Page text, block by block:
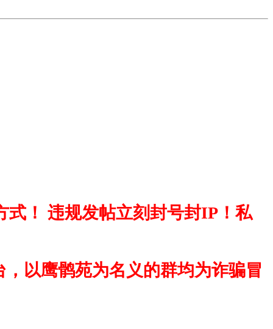
式！ 违规发帖立刻封号封IP！私
以鹰鹘苑为名义的群均为诈骗冒